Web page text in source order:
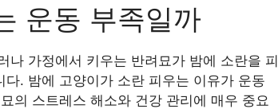
운동 부족일까
나 가정에서 키우는 반려묘가 밤에 소란을 피
. 밤에 고양이가 소란 피우는 이유가 운동
의 스트레스 해소와 건강 관리에 매우 중요